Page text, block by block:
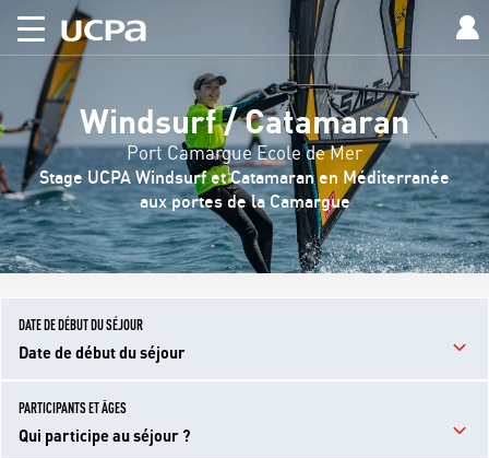
Windsurf / Catamaran
Port Camargue Ecole de Mer
Stage UCPA Windsurf et Catamaran en Méditerranée
aux portes de la Camargue
DATE DE DÉBUT DU SÉJOUR
Date de début du séjour
PARTICIPANTS ET ÂGES
Qui participe au séjour ?